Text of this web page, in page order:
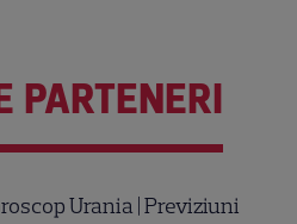
PARTENERI
Urania | Previziuni